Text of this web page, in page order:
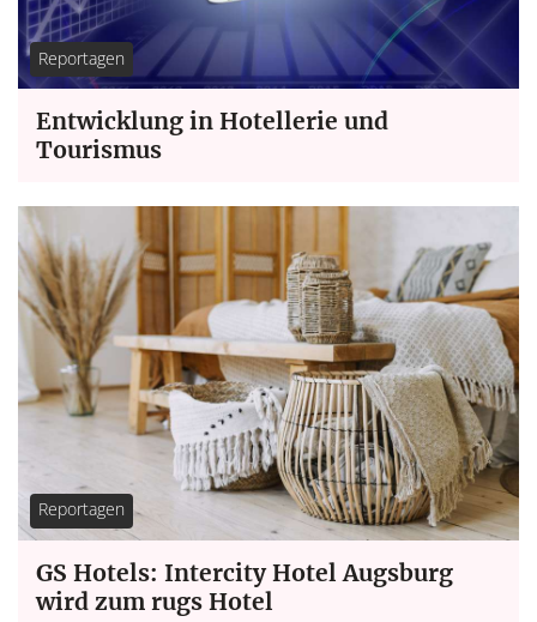
Reportagen
Entwicklung in Hotellerie und
Tourismus
Reportagen
GS Hotels: Intercity Hotel Augsburg
wird zum rugs Hotel